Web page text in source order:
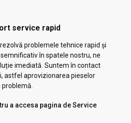
service rapid
problemele tehnice rapid și
în spatele nostru, ne
imediată. Suntem în contact
astfel aprovizionarea pieselor
a accesa pagina de Service